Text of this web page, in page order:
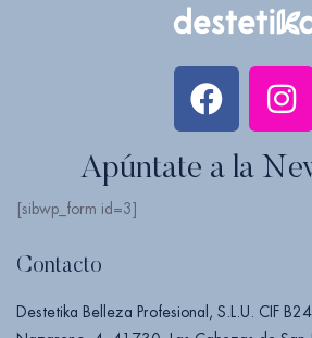
Apúntate a la
[sibwp_form id=3]
Contacto
Destetika Belleza Profesional, S.L.U. CIF